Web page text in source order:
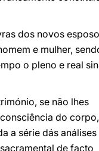
dos novos
e mulher,
o pleno e real
se não lhes
do
a série dás análises
de facto